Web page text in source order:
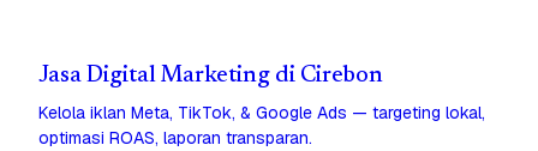
Jasa Digital Marketing di Cirebon
Kelola iklan Meta, TikTok, & Google Ads — targeting lokal,
optimasi ROAS, laporan transparan.